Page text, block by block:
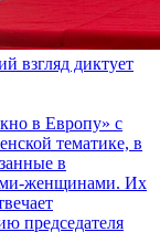
взгляд диктует
в Европу» с
тематике, в
в
женщинами. Их
председателя